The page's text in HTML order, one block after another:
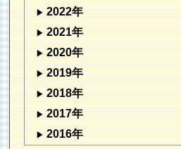
2022年
2021年
2020年
2019年
2018年
2017年
2016年